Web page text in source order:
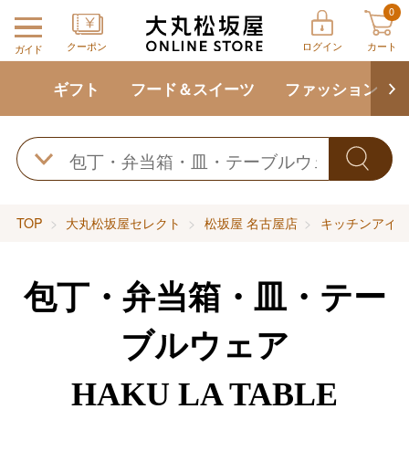
ガイド クーポン ログイン
0
カート
ギフト フード＆スイーツ ファッション
TOP 大丸松坂屋セレクト 松坂屋 名古屋店 キッチンアイ
包丁・弁当箱・皿・テー
ブルウェア
HAKU LA TABLE